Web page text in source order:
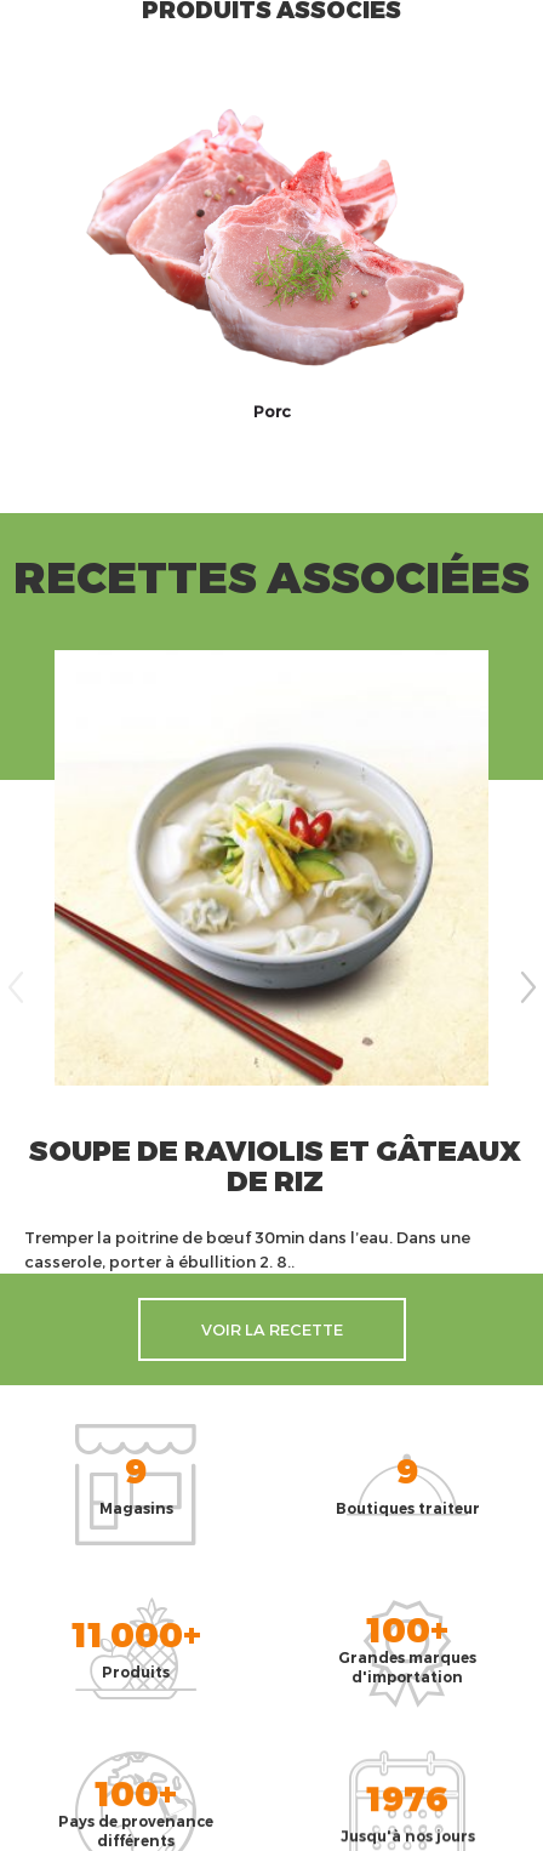
PRODUITS ASSOCIÉS
Porc
RECETTES ASSOCIÉES
SOUPE DE RAVIOLIS ET GÂTEAUX
DE RIZ
Tremper la poitrine de bœuf 30min dans l’eau. Dans une
casserole, porter à ébullition 2. 8..
VOIR LA RECETTE
9
Magasins
9
Boutiques traiteur
11 000+
Produits
100+
Grandes marques
d'importation
100+
Pays de provenance
différents
1976
Jusqu'à nos jours